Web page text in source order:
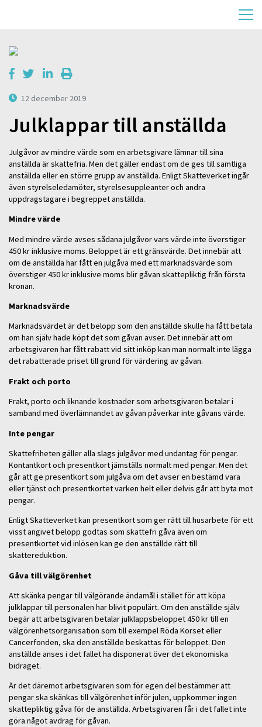
12 december 2019
Julklappar till anställda
Julgåvor av mindre värde som en arbetsgivare lämnar till sina
anställda är skattefria. Men det gäller endast om de ges till samtliga
anställda eller en större grupp av anställda. Enligt Skatteverket ingår
även styrelseledamöter, styrelsesuppleanter och andra
uppdragstagare i begreppet anställda.
Mindre värde
Med mindre värde avses sådana julgåvor vars värde inte överstiger
450 kr inklusive moms. Beloppet är ett gränsvärde. Det innebär att
om de anställda har fått en julgåva med ett marknadsvärde som
överstiger 450 kr inklusive moms blir gåvan skattepliktig från första
kronan.
Marknadsvärde
Marknadsvärdet är det belopp som den anställde skulle ha fått betala
om han själv hade köpt det som gåvan avser. Det innebär att om
arbetsgivaren har fått rabatt vid sitt inköp kan man normalt inte lägga
det rabatterade priset till grund för värdering av gåvan.
Frakt och porto
Frakt, porto och liknande kostnader som arbetsgivaren betalar i
samband med överlämnandet av gåvan påverkar inte gåvans värde.
Inte pengar
Skattefriheten gäller alla slags julgåvor med undantag för pengar.
Kontantkort och presentkort jämställs normalt med pengar. Men det
går att ge presentkort som julgåva om det avser en bestämd vara
eller tjänst och presentkortet varken helt eller delvis går att byta mot
pengar.
Enligt Skatteverket kan presentkort som ger rätt till husarbete för ett
visst angivet belopp godtas som skattefri gåva även om
presentkortet vid inlösen kan ge den anställde rätt till
skattereduktion.
Gåva till välgörenhet
Att skänka pengar till välgörande ändamål i stället för att köpa
julklappar till personalen har blivit populärt. Om den anställde själv
begär att arbetsgivaren betalar julklappsbeloppet 450 kr till en
välgörenhetsorganisation som till exempel Röda Korset eller
Cancerfonden, ska den anställde beskattas för beloppet. Den
anställde anses i det fallet ha disponerat över det ekonomiska
bidraget.
Är det däremot arbetsgivaren som för egen del bestämmer att
pengar ska skänkas till välgörenhet inför julen, uppkommer ingen
skattepliktig gåva för de anställda. Arbetsgivaren får i det fallet inte
göra något avdrag för gåvan.